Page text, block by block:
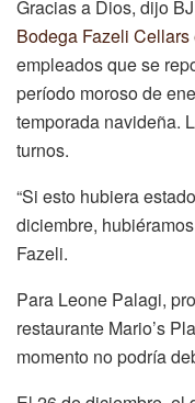
Gracias a Dios, dijo
Bodega Fazeli
empleados que se
período moroso de
temporada navideña.
turnos.
“Si esto hubiera
diciembre,
Fazeli.
Para Leone Palagi,
restaurante Mario’s
momento no podría